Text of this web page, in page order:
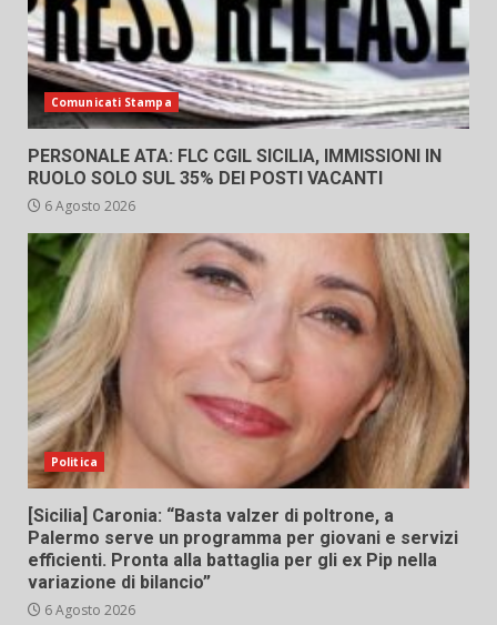
Comunicati Stampa
PERSONALE ATA: FLC CGIL SICILIA, IMMISSIONI IN
RUOLO SOLO SUL 35% DEI POSTI VACANTI
6 Agosto 2026
Politica
[Sicilia] Caronia: “Basta valzer di poltrone, a
Palermo serve un programma per giovani e servizi
efficienti. Pronta alla battaglia per gli ex Pip nella
variazione di bilancio”
6 Agosto 2026